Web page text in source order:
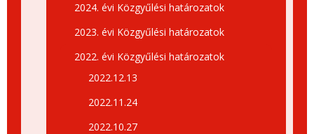
2024. évi Közgyűlési határozatok
2023. évi Közgyűlési határozatok
2022. évi Közgyűlési határozatok
2022.12.13
2022.11.24
2022.10.27